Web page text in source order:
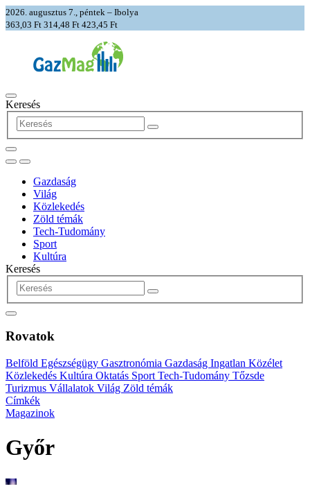
2026. augusztus 7., péntek – Ibolya
363,03 Ft 314,48 Ft 423,45 Ft
Keresés
Gazdaság
Világ
Közlekedés
Zöld témák
Tech-Tudomány
Sport
Kultúra
Keresés
Rovatok
Belföld Egészségügy Gasztronómia Gazdaság Ingatlan Közélet
Közlekedés Kultúra Oktatás Sport Tech-Tudomány Tőzsde
Turizmus Vállalatok Világ Zöld témák
Címkék
Magazinok
Győr